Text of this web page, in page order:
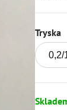
Tryska